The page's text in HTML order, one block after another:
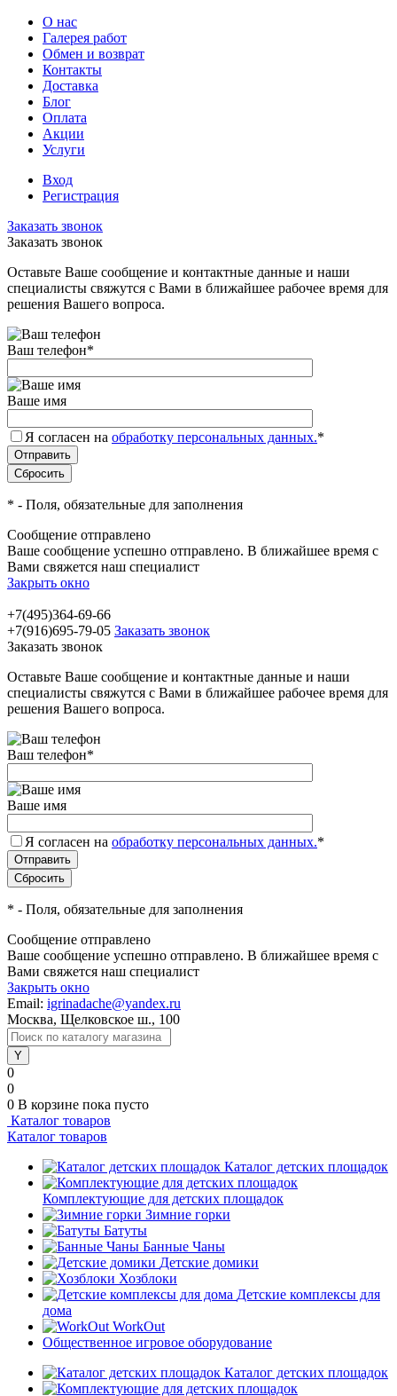
О нас
Галерея работ
Обмен и возврат
Контакты
Доставка
Блог
Оплата
Акции
Услуги
Вход
Регистрация
Заказать звонок
Заказать звонок
Оставьте Ваше сообщение и контактные данные и наши
специалисты свяжутся с Вами в ближайшее рабочее время для
решения Вашего вопроса.
Ваш телефон*
Ваше имя
Я согласен на обработку персональных данных.*
* - Поля, обязательные для заполнения
Сообщение отправлено
Ваше сообщение успешно отправлено. В ближайшее время с
Вами свяжется наш специалист
Закрыть окно
+7(495)364-69-66
+7(916)695-79-05 Заказать звонок
Заказать звонок
Оставьте Ваше сообщение и контактные данные и наши
специалисты свяжутся с Вами в ближайшее рабочее время для
решения Вашего вопроса.
Ваш телефон*
Ваше имя
Я согласен на обработку персональных данных.*
* - Поля, обязательные для заполнения
Сообщение отправлено
Ваше сообщение успешно отправлено. В ближайшее время с
Вами свяжется наш специалист
Закрыть окно
Email: igrinadache@yandex.ru
Москва, Щелковское ш., 100
0
0
0 В корзине пока пусто
Каталог товаров
Каталог товаров
Каталог детских площадок
Комплектующие для детских площадок
Зимние горки
Батуты
Банные Чаны
Детские домики
Хозблоки
Детские комплексы для
дома
WorkOut
Общественное игровое оборудование
Каталог детских площадок